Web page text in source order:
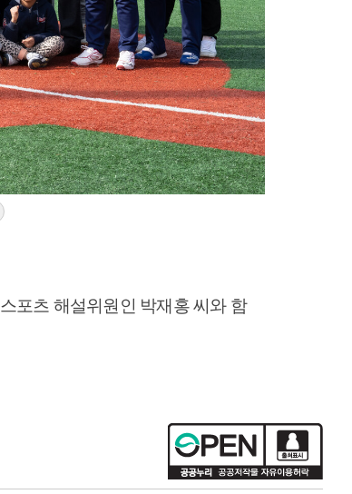
스포츠 해설위원인 박재홍 씨와 함